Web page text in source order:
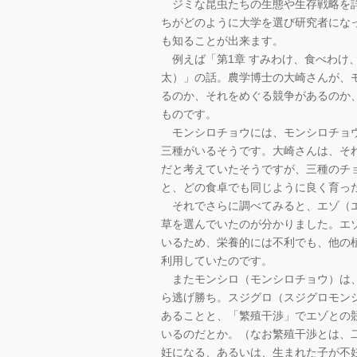
ジミな昆虫たちの生態や生存戦略を
ちがどのように大学を選び研究者に
も知ることが出来ます。
例えば「第1章 すみわけ、食べわけ
太）」の話。農学博士の大崎さんが
るのか、それをめぐる競争があるの
ものです。
モンシロチョウには、モンシロチョ
三種がいるそうです。大崎さんは、
だと考えていたそうですが、三種の
と、どの食卓でも同じように良く育っ
それでさらに調べてみると、エゾ（
草を選んでいたのが分かりました。
いるため、栄養的には不利でも、他
利用していたのです。
またモンシロ（モンシロチョウ）は
ら逃げ勝ち。スジグロ（スジグロモ
あることと、「繁殖干渉」でエゾと
いるのだとか。（なお繁殖干渉とは
妊になる、あるいは、生まれた子が